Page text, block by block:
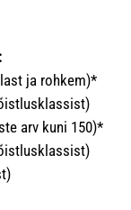
ja rohkem)*
arv kuni 150)*